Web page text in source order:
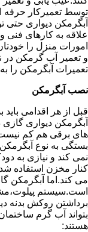
توسط تعمیرکار حرفه
آبگرمکن دیواری حتی
علاقه به کارهای فنی
امورات منزل را
و تعمیر آب گرمکن در
تعمیرات آبگرمکن را
نصب آبگرمکن
قبل از هر اقدامی
آبگرمکن دیواری
های برقی هم کم
بستگی به نوع
نمی کند و نیازی به
کنار مخزن استفاده
می کند.اما آبگرمکن
است.سیستم
برداشتن روکش بدنه
بتواند آب گرم
هستند: